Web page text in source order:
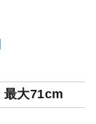
最大71cm